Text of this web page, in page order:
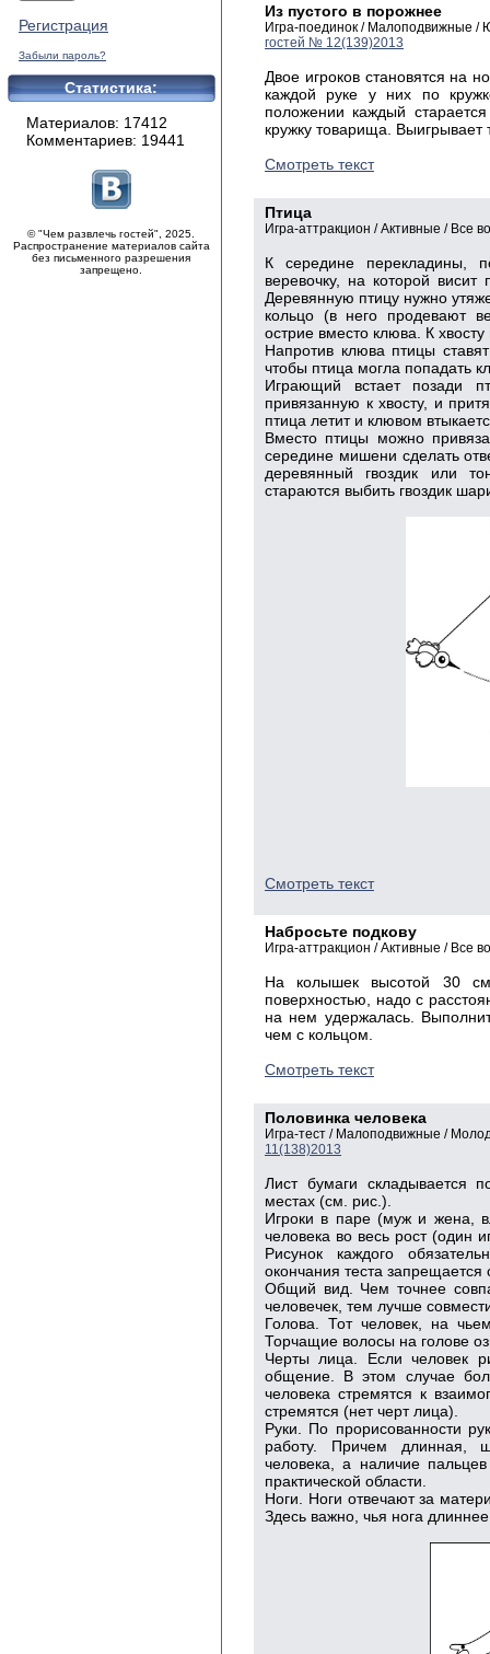
Регистрация
Забыли пароль?
Статистика:
Материалов: 17412
Комментариев: 19441
© "Чем развлечь гостей", 2025.
Распространение материалов сайта
без письменного разрешения
запрещено.
Из пустого в порожнее
Игра-поединок / Малоподвижные
гостей № 12(139)2013
Двое игроков становятся на
каждой руке у них по
положении каждый
кружку товарища. Выигрывает
Смотреть текст
Птица
Игра-аттракцион / Активные / Все
К середине перекладины,
веревочку, на которой
Деревянную птицу нужно
кольцо (в него продевают
острие вместо клюва. К
Напротив клюва птицы
чтобы птица могла попадать
Играющий встает позади
привязанную к хвосту, и
птица летит и клювом
Вместо птицы можно
середине мишени сделать
деревянный гвоздик или
стараются выбить гвоздик
Смотреть текст
Набросьте подкову
Игра-аттракцион / Активные / Все
На колышек высотой 30
поверхностью, надо с
на нем удержалась.
чем с кольцом.
Смотреть текст
Половинка человека
Игра-тест / Малоподвижные /
11(138)2013
Лист бумаги складывается
местах (см. рис.).
Игроки в паре (муж и жена,
человека во весь рост (один
Рисунок каждого
окончания теста запрещается
Общий вид. Чем точнее
человечек, тем лучше
Голова. Тот человек, на
Торчащие волосы на голове
Черты лица. Если человек
общение. В этом случае
человека стремятся к
стремятся (нет черт лица).
Руки. По прорисованности
работу. Причем длинная,
человека, а наличие
практической области.
Ноги. Ноги отвечают за
Здесь важно, чья нога